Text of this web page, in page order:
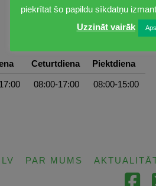
Ceturtdiena Piektdiena
08:00-17:00 08:00-15:00
PAR MUMS
piekrītat šo papildu sīkdatņu
Uzzināt vairāk